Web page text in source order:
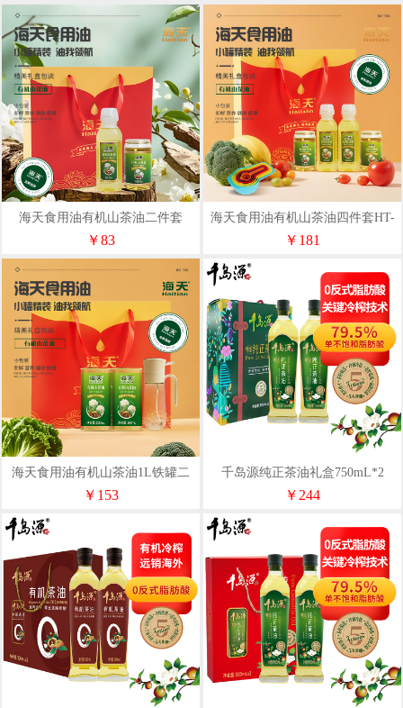
海天食用油有机山茶油二件套
300ml*2HT-S201
￥83
海天食用油有机山茶油四件套HT-
S401
￥181
海天食用油有机山茶油1L铁罐二
件套HT-S201T
￥153
千岛源纯正茶油礼盒750mL*2
￥244